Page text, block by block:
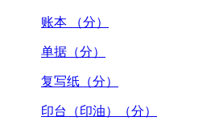
账本 （分）
单据（分）
复写纸（分）
印台（印油）（分）